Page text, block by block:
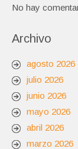
No hay
Archivo
agosto 2026
julio 2026
junio 2026
mayo 2026
abril 2026
marzo 2026